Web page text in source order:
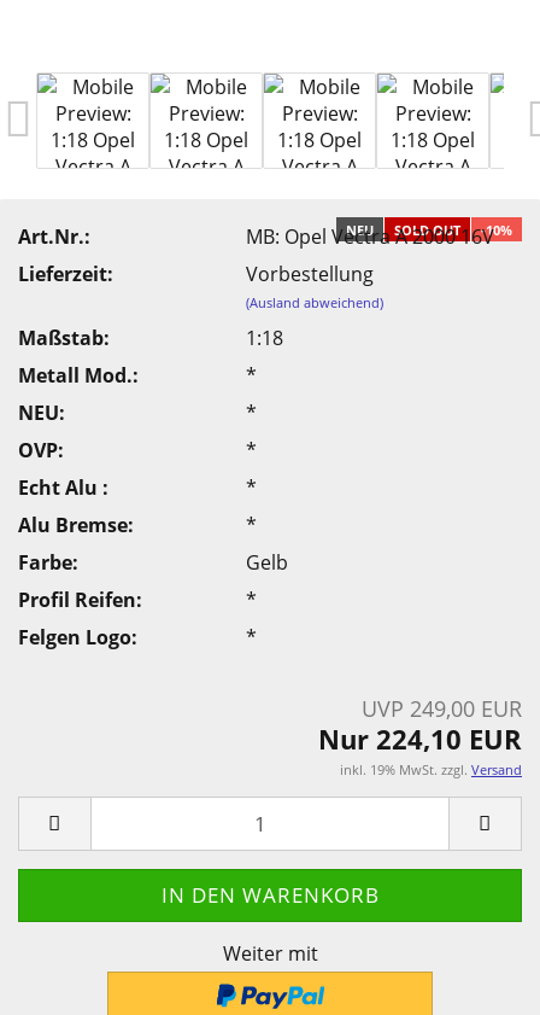
NEU SOLD OUT -10%
Art.Nr.:
MB: Opel Vectra A 2000 16V
Lieferzeit:
Vorbestellung
(Ausland abweichend)
Maßstab:
1:18
Metall Mod.:
*
NEU:
*
OVP:
*
Echt Alu :
*
Alu Bremse:
*
Farbe:
Gelb
Profil Reifen:
*
Felgen Logo:
*
UVP 249,00 EUR
Nur 224,10 EUR
inkl. 19% MwSt. zzgl. Versand
Weiter mit